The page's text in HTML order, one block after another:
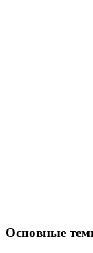
Основные